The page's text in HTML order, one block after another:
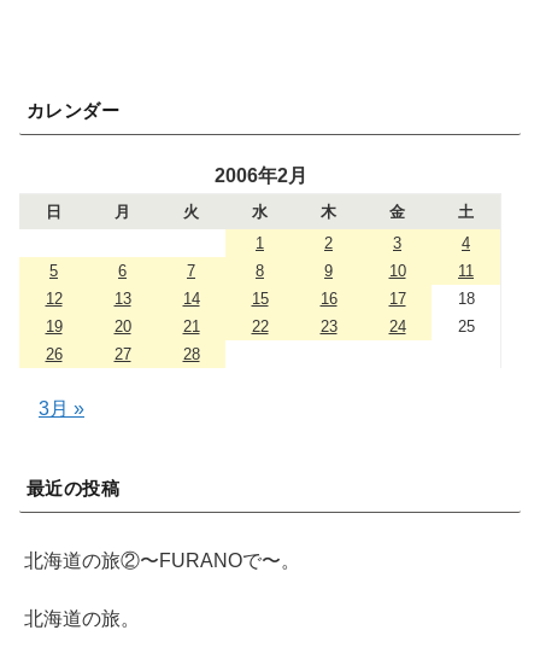
カレンダー
2006年2月
日 月 火 水 木 金
土
1
2 3
4
5
6 7 8 9 10
11
12
13 14 15 16 17
18
19
20 21 22 23 24
25
26
27 28
3月 »
最近の投稿
北海道の旅②〜FURANOで〜。
北海道の旅。